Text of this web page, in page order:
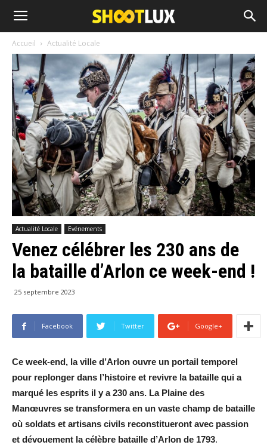
Accueil Actualité Locale
Actualité Locale Evénements
Venez célébrer les 230 ans de
la bataille d’Arlon ce week-end !
25 septembre 2023
Facebook Twitter Google+
Ce week-end, la ville d’Arlon ouvre un portail temporel
pour replonger dans l’histoire et revivre la bataille qui a
marqué les esprits il y a 230 ans. La Plaine des
Manœuvres se transformera en un vaste champ de bataille
où soldats et artisans civils reconstitueront avec passion
et dévouement la célèbre bataille d’Arlon de 1793.